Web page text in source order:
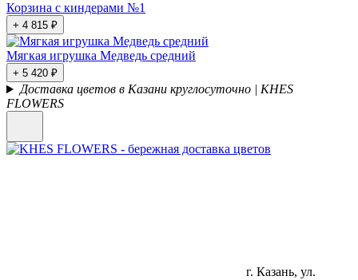
Корзина с киндерами №1
+ 4 815 ₽
Мягкая игрушка Медведь средний
+ 5 420 ₽
Доставка цветов в Казани круглосуточно | KHES
FLOWERS
г. Казань, ул.